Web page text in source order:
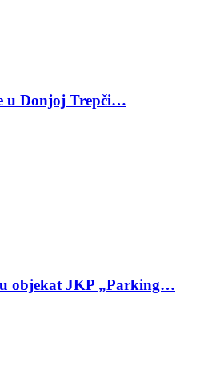
u Donjoj Trepči…
objekat JKP „Parking…